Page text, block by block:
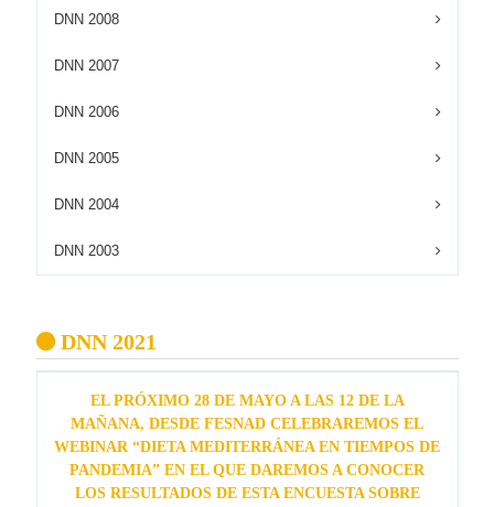
DNN 2008
DNN 2007
DNN 2006
DNN 2005
DNN 2004
DNN 2003
DNN 2021
EL PRÓXIMO 28 DE MAYO A LAS 12 DE LA
MAÑANA, DESDE FESNAD CELEBRAREMOS EL
WEBINAR “DIETA MEDITERRÁNEA EN TIEMPOS DE
PANDEMIA” EN EL QUE DAREMOS A CONOCER
LOS RESULTADOS DE ESTA ENCUESTA SOBRE